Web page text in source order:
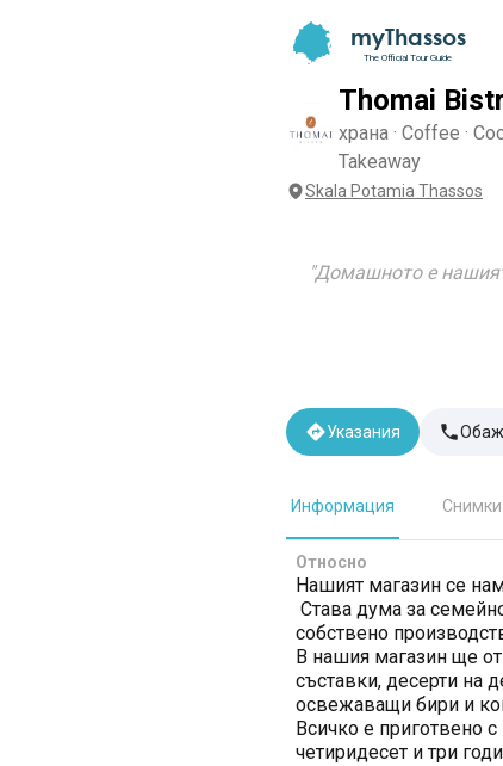
myThassos
The Official Tour Guide
Thomai
храна · Coffee ·
Takeaway
Skala Potamia Thassos
"Домашното е
Указания
Информация Снимки
Относно
Нашият магазин се
Става дума за
собствено
В нашия магазин ще
съставки, десерти на
освежаващи бири и
Всичко е приготвено с
четиридесет и три